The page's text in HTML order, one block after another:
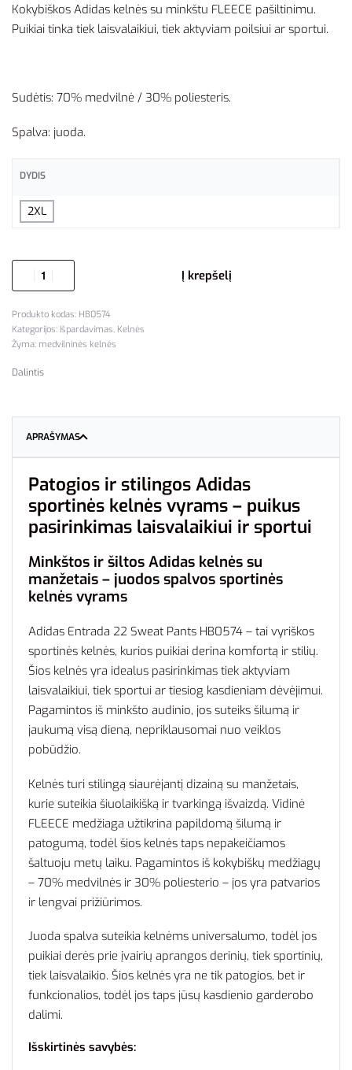
Kokybiškos Adidas kelnės su minkštu FLEECE pašiltinimu.
Puikiai tinka tiek laisvalaikiui, tiek aktyviam poilsiui ar sportui.
Sudėtis: 70% medvilnė / 30% poliesteris.
Spalva: juoda.
DYDIS
2XL
Į krepšelį
HB0574
Kategorijos: Išpardavimas, Kelnės
Žyma: medvilninės kelnės
Dalintis
APRAŠYMAS
Patogios ir stilingos Adidas
sportinės kelnės vyrams – puikus
pasirinkimas laisvalaikiui ir sportui
Minkštos ir šiltos Adidas kelnės su
manžetais – juodos spalvos sportinės
kelnės vyrams
Adidas Entrada 22 Sweat Pants HB0574 – tai vyriškos
sportinės kelnės, kurios puikiai derina komfortą ir stilių.
Šios kelnės yra idealus pasirinkimas tiek aktyviam
laisvalaikiui, tiek sportui ar tiesiog kasdieniam dėvėjimui.
Pagamintos iš minkšto audinio, jos suteiks šilumą ir
jaukumą visą dieną, nepriklausomai nuo veiklos
pobūdžio.
Kelnės turi stilingą siaurėjantį dizainą su manžetais,
kurie suteikia šiuolaikišką ir tvarkingą išvaizdą. Vidinė
FLEECE medžiaga užtikrina papildomą šilumą ir
patogumą, todėl šios kelnės taps nepakeičiamos
šaltuoju metų laiku. Pagamintos iš kokybiškų medžiagų
– 70% medvilnės ir 30% poliesterio – jos yra patvarios
ir lengvai prižiūrimos.
Juoda spalva suteikia kelnėms universalumo, todėl jos
puikiai derės prie įvairių aprangos derinių, tiek sportinių,
tiek laisvalaikio. Šios kelnės yra ne tik patogios, bet ir
funkcionalios, todėl jos taps jūsų kasdienio garderobo
dalimi.
Išskirtinės savybės: